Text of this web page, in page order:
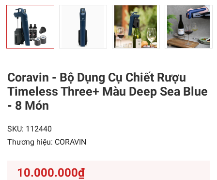
Coravin - Bộ Dụng Cụ Chiết Rượu
Timeless Three+ Màu Deep Sea Blue
- 8 Món
SKU: 112440
Thương hiệu: CORAVIN
10.000.000₫